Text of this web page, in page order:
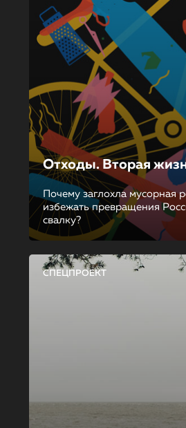
Отходы. Вторая
Почему заглохла мусорная
избежать превращения
свалку?
СПЕЦПРОЕКТ